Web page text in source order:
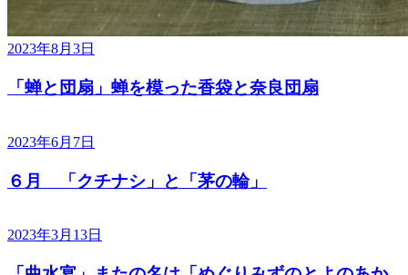
2023年8月3日
「蝉と団扇」蝉を模った香袋と奈良団扇
2023年6月7日
６月 「クチナシ」と「茅の輪」
2023年3月13日